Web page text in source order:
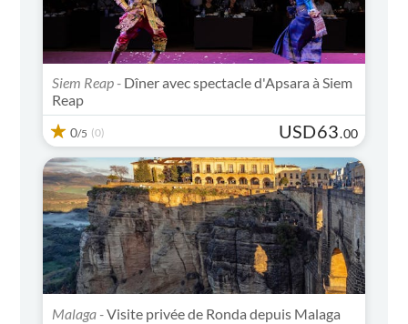
Siem Reap - Dîner avec spectacle d'Apsara à Siem
Reap
0/5 (0) USD63.00
Malaga -Visite privée de Ronda depuis Malaga